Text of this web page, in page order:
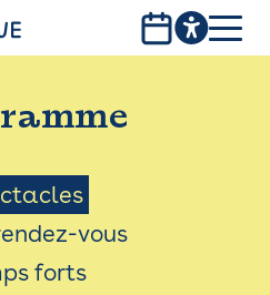
vous
forts